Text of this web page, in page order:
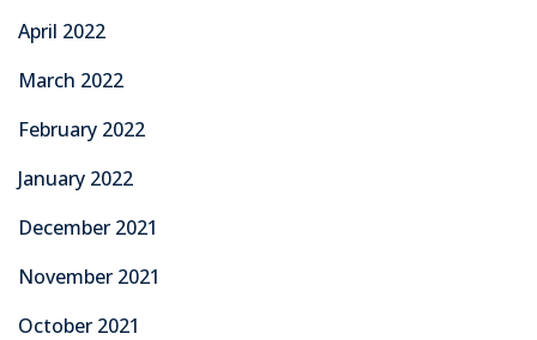
April 2022
March 2022
February 2022
January 2022
December 2021
November 2021
October 2021